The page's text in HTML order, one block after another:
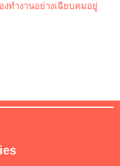
ทำงานอย่างเฉียบคมอยู่